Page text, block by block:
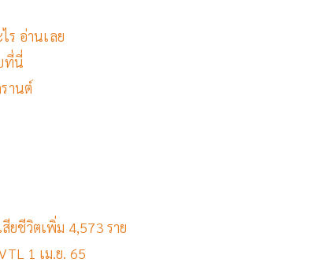
ร อ่านเลย
ที่นี่
านต์
ยชีวิตเพิ่ม 4,573 ราย
1 เม.ย. 65